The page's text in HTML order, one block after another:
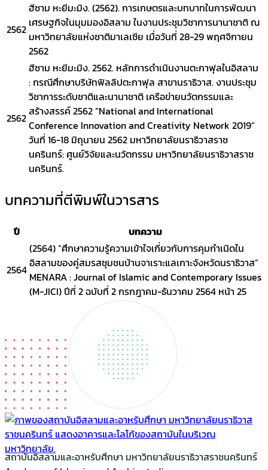
2562
ฮีซาม หะยีมะมิง. (2562). การเกษตรและบทบาทในการพัฒนา
เศรษฐกิจในมุมมองอิสลาม ในงานประชุมวิชาการนานาชาติ ณ
มหาวิทยาลัยแห่งชาติมาเลเซีย เมื่อวันที่ 28-29 พฤศจิกายน
2562
2562
ฮีซาม หะยีมะมิง. 2562. หลักการดำเนินงานตะกาฟุลในอิสลาม
: กรณีศึกษาบริษัทฟิลลิปตะกาฟุล สาขานราธิวาส. งานประชุม
วิชาการระดับชาติและนานาชาติ เครือข่ายนวัตกรรมและ
สร้างสรรค์ 2562 “National and International
Conference Innovation and Creativity Network 2019”
วันที่ 16-18 มิถุนายน 2562 มหาวิทยาลัยนราธิวาสราช
นครินทร์: ศูนย์วิจัยและนวัตกรรม มหาวิทยาลัยนราธิวาสราช
นครินทร์.
บทความที่ตีพิมพ์ในวารสาร
ปี บทความ
2564
(2564) “ศึกษาความรู้ความเข้าใจเกี่ยวกับการคุมกำเนิดใน
อิสลามของคู่สมรสชุมชนบ้านจาเราะแลเกาะจังหวัดนราธิวาส”
MENARA : Journal of Islamic and Contemporary Issues
(M-JICI) ปีที่ 2 ฉบับที่ 2 กรกฎาคม-ธันวาคม 2564 หน้า 25
สถาบันอิสลามและอาหรับศึกษา มหาวิทยาลัยนราธิวาสราชนครินทร์